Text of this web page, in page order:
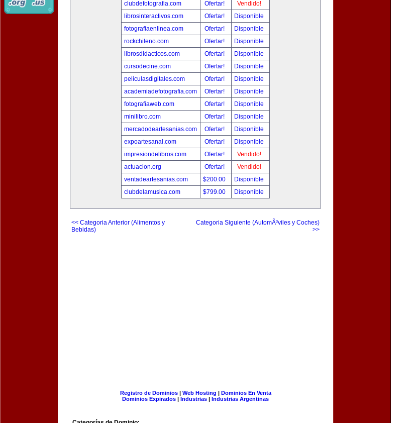
clubdefotografia.com
Ofertar!
Vendido!
librosinteractivos.com
Ofertar!
Disponible
fotografiaenlinea.com
Ofertar!
Disponible
rockchileno.com
Ofertar!
Disponible
librosdidacticos.com
Ofertar!
Disponible
cursodecine.com
Ofertar!
Disponible
peliculasdigitales.com
Ofertar!
Disponible
academiadefotografia.com
Ofertar!
Disponible
fotografiaweb.com
Ofertar!
Disponible
minilibro.com
Ofertar!
Disponible
mercadodeartesanias.com
Ofertar!
Disponible
expoartesanal.com
Ofertar!
Disponible
impresiondelibros.com
Ofertar!
Vendido!
actuacion.org
Ofertar!
Vendido!
ventadeartesanias.com
$200.00
Disponible
clubdelamusica.com
$799.00 Disponible
<< Categoria Anterior (Alimentos y
Bebidas)
Categoria Siguiente (AutomÃ³viles y Coches)
>>
Registro de Dominios| Web Hosting | Dominios En Venta
Dominios Expirados | Industrias | Industrias Argentinas